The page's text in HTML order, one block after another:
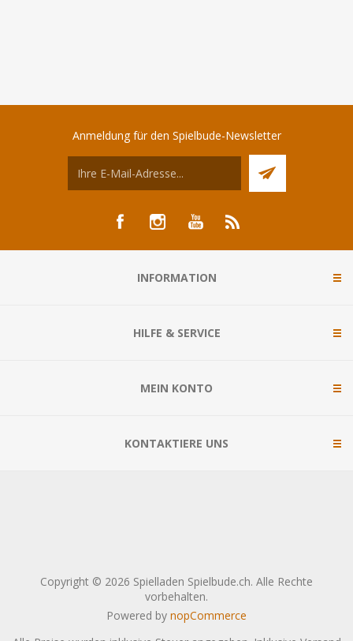
Anmeldung für den Spielbude-Newsletter
INFORMATION
HILFE & SERVICE
MEIN KONTO
KONTAKTIERE UNS
Copyright © 2026 Spielladen Spielbude.ch. Alle Rechte
vorbehalten.
Powered by nopCommerce